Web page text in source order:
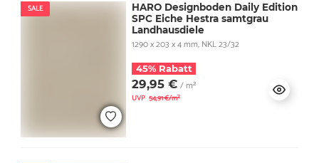
SALE
HARO Designboden Daily Edition
SPC Eiche Hestra samtgrau
Landhausdiele
1290 x 203 x 4 mm, NKL 23/32
45% Rabatt
29,95 € / m²
UVP 54,91 €/m²